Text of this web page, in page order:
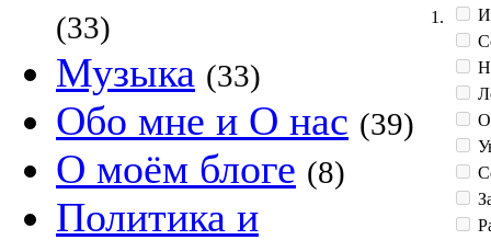
(33)
Музыка (33)
Обо мне и О нас (39)
О моём блоге (8)
Политика и
1.